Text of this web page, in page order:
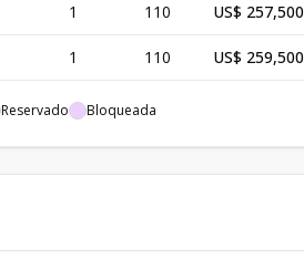
1 110 US$ 257,500
1 110 US$ 259,500
1 110
1 110 -
Reservado Bloqueada